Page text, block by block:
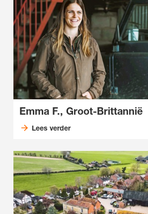
Emma F., Groot-Brittannië
Lees verder